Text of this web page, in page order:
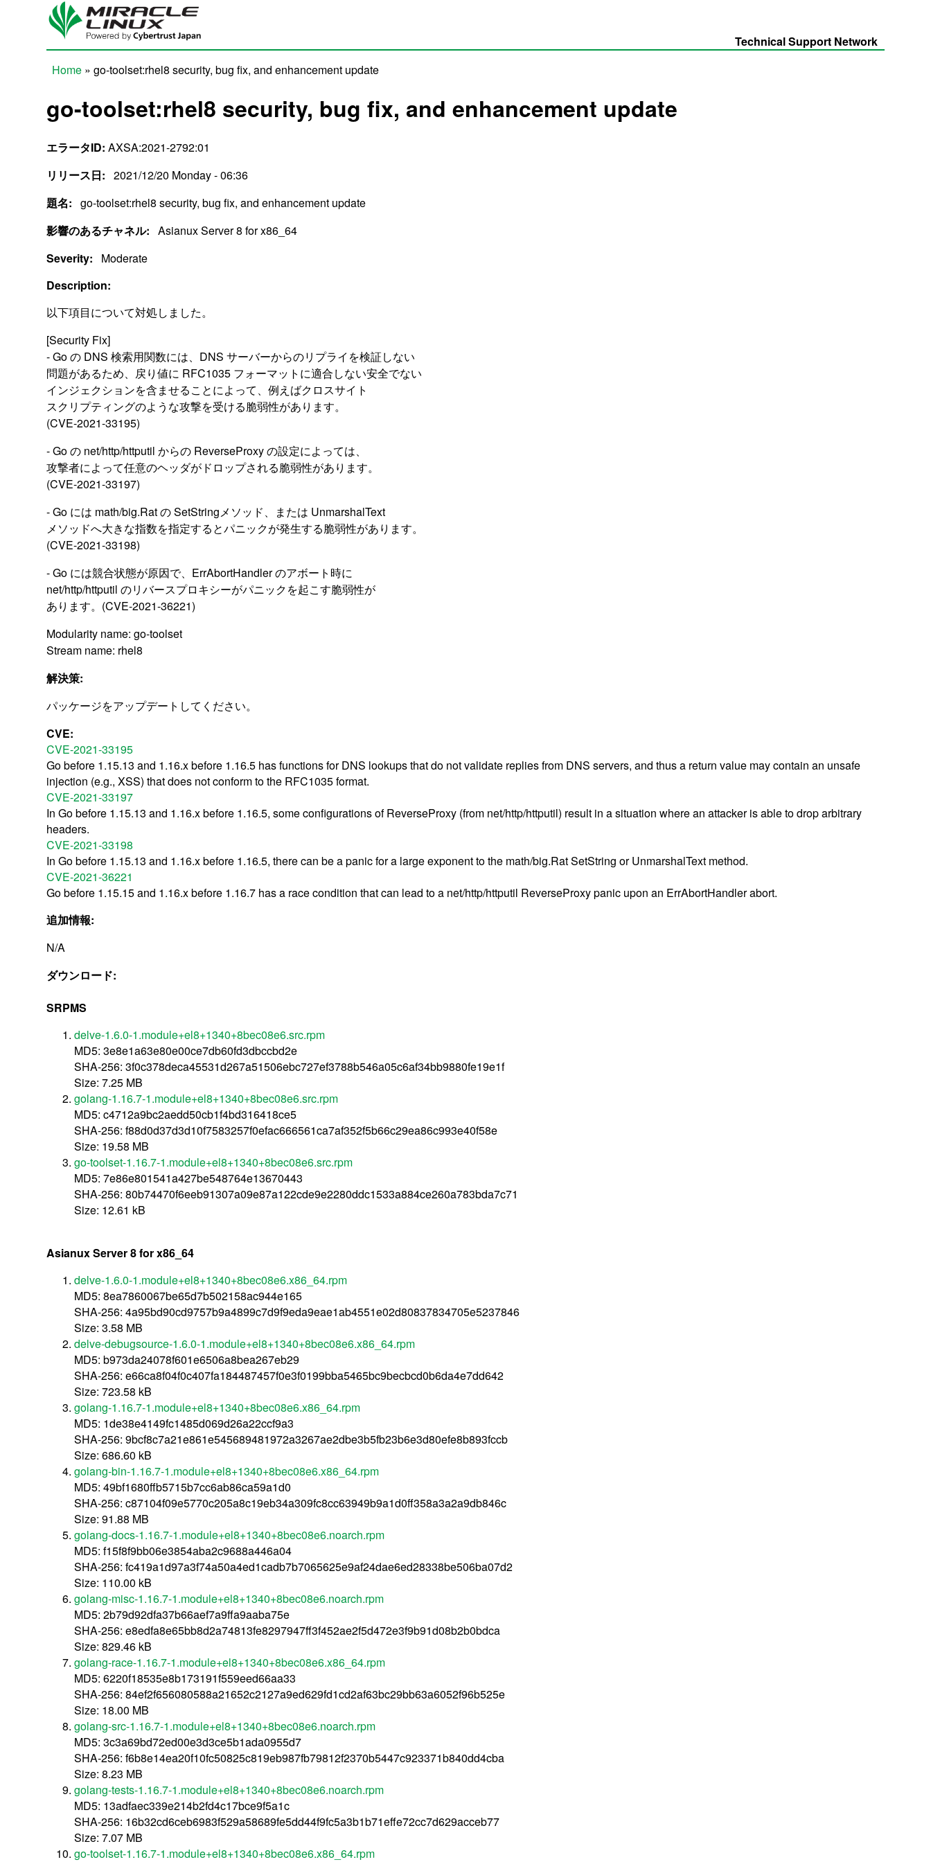
Skip to main content
Technical Support Network
Home » go-toolset:rhel8 security, bug fix, and enhancement update
go-toolset:rhel8 security, bug fix, and enhancement update
エラータID: AXSA:2021-2792:01
リリース日: 2021/12/20 Monday - 06:36
題名: go-toolset:rhel8 security, bug fix, and enhancement update
影響のあるチャネル: Asianux Server 8 for x86_64
Severity:
Moderate
Description:
以下項目について対処しました。
[Security Fix]
- Go の DNS 検索用関数には、DNS サーバーからのリプライを検証しない
問題があるため、戻り値に RFC1035 フォーマットに適合しない安全でない
インジェクションを含ませることによって、例えばクロスサイト
スクリプティングのような攻撃を受ける脆弱性があります。
(CVE-2021-33195)
- Go の net/http/httputil からの ReverseProxy の設定によっては、
攻撃者によって任意のヘッダがドロップされる脆弱性があります。
(CVE-2021-33197)
- Go には math/big.Rat の SetStringメソッド、または UnmarshalText
メソッドへ大きな指数を指定するとパニックが発生する脆弱性があります。
(CVE-2021-33198)
- Go には競合状態が原因で、ErrAbortHandler のアボート時に
net/http/httputil のリバースプロキシーがパニックを起こす脆弱性が
あります。(CVE-2021-36221)
Modularity name: go-toolset
Stream name: rhel8
解決策:
パッケージをアップデートしてください。
CVE:
CVE-2021-33195
Go before 1.15.13 and 1.16.x before 1.16.5 has functions for DNS lookups that do not validate replies from DNS servers, and thus a return value may contain an unsafe
injection (e.g., XSS) that does not conform to the RFC1035 format.
CVE-2021-33197
In Go before 1.15.13 and 1.16.x before 1.16.5, some configurations of ReverseProxy (from net/http/httputil) result in a situation where an attacker is able to drop arbitrary
headers.
CVE-2021-33198
In Go before 1.15.13 and 1.16.x before 1.16.5, there can be a panic for a large exponent to the math/big.Rat SetString or UnmarshalText method.
CVE-2021-36221
Go before 1.15.15 and 1.16.x before 1.16.7 has a race condition that can lead to a net/http/httputil ReverseProxy panic upon an ErrAbortHandler abort.
追加情報:
N/A
ダウンロード:
SRPMS
delve-1.6.0-1.module+el8+1340+8bec08e6.src.rpm
MD5: 3e8e1a63e80e00ce7db60fd3dbccbd2e
SHA-256: 3f0c378deca45531d267a51506ebc727ef3788b546a05c6af34bb9880fe19e1f
Size: 7.25 MB
golang-1.16.7-1.module+el8+1340+8bec08e6.src.rpm
MD5: c4712a9bc2aedd50cb1f4bd316418ce5
SHA-256: f88d0d37d3d10f7583257f0efac666561ca7af352f5b66c29ea86c993e40f58e
Size: 19.58 MB
go-toolset-1.16.7-1.module+el8+1340+8bec08e6.src.rpm
MD5: 7e86e801541a427be548764e13670443
SHA-256: 80b74470f6eeb91307a09e87a122cde9e2280ddc1533a884ce260a783bda7c71
Size: 12.61 kB
Asianux Server 8 for x86_64
delve-1.6.0-1.module+el8+1340+8bec08e6.x86_64.rpm
MD5: 8ea7860067be65d7b502158ac944e165
SHA-256: 4a95bd90cd9757b9a4899c7d9f9eda9eae1ab4551e02d80837834705e5237846
Size: 3.58 MB
delve-debugsource-1.6.0-1.module+el8+1340+8bec08e6.x86_64.rpm
MD5: b973da24078f601e6506a8bea267eb29
SHA-256: e66ca8f04f0c407fa184487457f0e3f0199bba5465bc9becbcd0b6da4e7dd642
Size: 723.58 kB
golang-1.16.7-1.module+el8+1340+8bec08e6.x86_64.rpm
MD5: 1de38e4149fc1485d069d26a22ccf9a3
SHA-256: 9bcf8c7a21e861e545689481972a3267ae2dbe3b5fb23b6e3d80efe8b893fccb
Size: 686.60 kB
golang-bin-1.16.7-1.module+el8+1340+8bec08e6.x86_64.rpm
MD5: 49bf1680ffb5715b7cc6ab86ca59a1d0
SHA-256: c87104f09e5770c205a8c19eb34a309fc8cc63949b9a1d0ff358a3a2a9db846c
Size: 91.88 MB
golang-docs-1.16.7-1.module+el8+1340+8bec08e6.noarch.rpm
MD5: f15f8f9bb06e3854aba2c9688a446a04
SHA-256: fc419a1d97a3f74a50a4ed1cadb7b7065625e9af24dae6ed28338be506ba07d2
Size: 110.00 kB
golang-misc-1.16.7-1.module+el8+1340+8bec08e6.noarch.rpm
MD5: 2b79d92dfa37b66aef7a9ffa9aaba75e
SHA-256: e8edfa8e65bb8d2a74813fe8297947ff3f452ae2f5d472e3f9b91d08b2b0bdca
Size: 829.46 kB
golang-race-1.16.7-1.module+el8+1340+8bec08e6.x86_64.rpm
MD5: 6220f18535e8b173191f559eed66aa33
SHA-256: 84ef2f656080588a21652c2127a9ed629fd1cd2af63bc29bb63a6052f96b525e
Size: 18.00 MB
golang-src-1.16.7-1.module+el8+1340+8bec08e6.noarch.rpm
MD5: 3c3a69bd72ed00e3d3ce5b1ada0955d7
SHA-256: f6b8e14ea20f10fc50825c819eb987fb79812f2370b5447c923371b840dd4cba
Size: 8.23 MB
golang-tests-1.16.7-1.module+el8+1340+8bec08e6.noarch.rpm
MD5: 13adfaec339e214b2fd4c17bce9f5a1c
SHA-256: 16b32cd6ceb6983f529a58689fe5dd44f9fc5a3b1b71effe72cc7d629acceb77
Size: 7.07 MB
go-toolset-1.16.7-1.module+el8+1340+8bec08e6.x86_64.rpm